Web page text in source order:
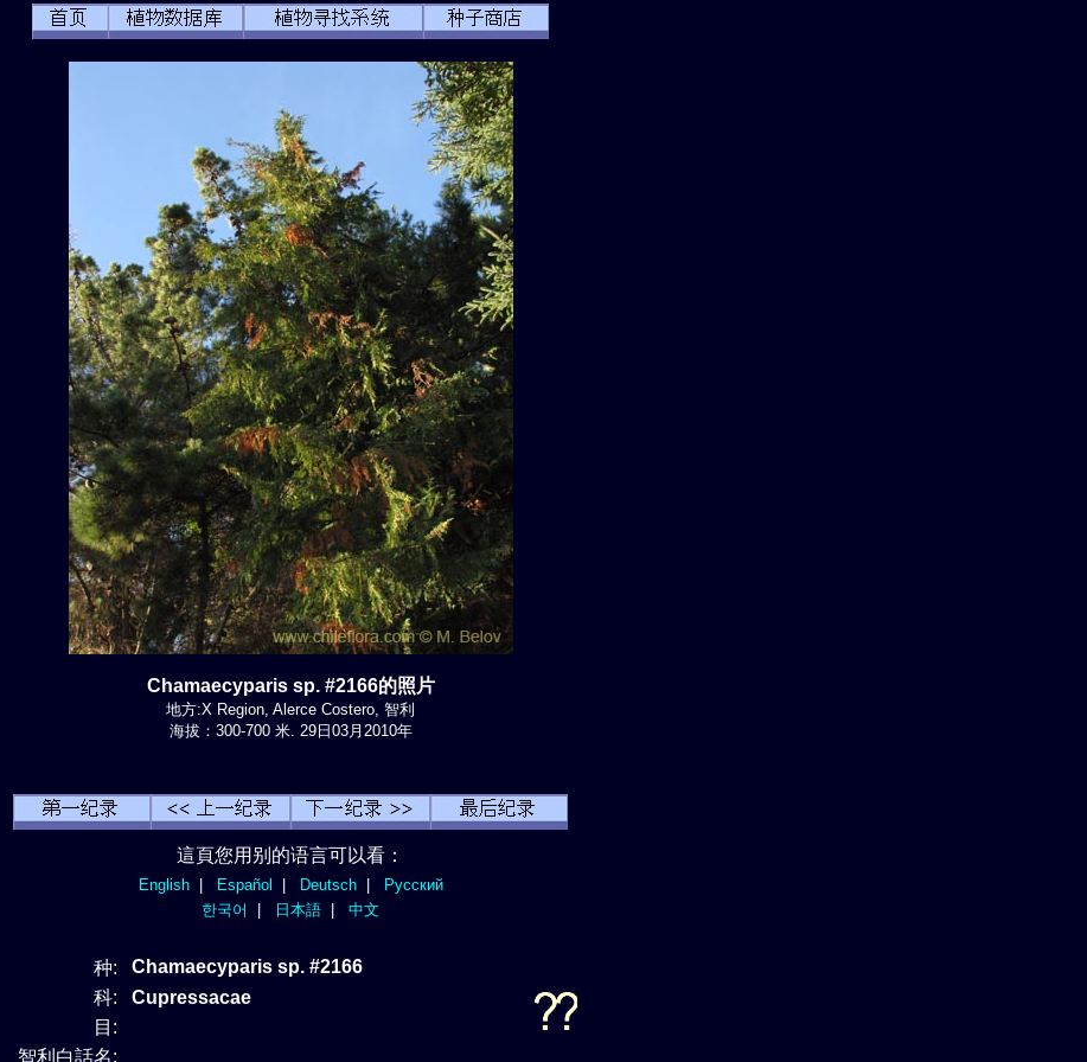
Chamaecyparis sp. #2166的照片
地方:X Region, Alerce Costero, 智利
海拔：300-700 米. 29日03月2010年
這頁您用别的语言可以看：
English| Español Deutsch|
Русский
한국어
日本語 中文
种:
Chamaecyparis sp. #2166
科:
Cupressacae
目:
智利白話名: